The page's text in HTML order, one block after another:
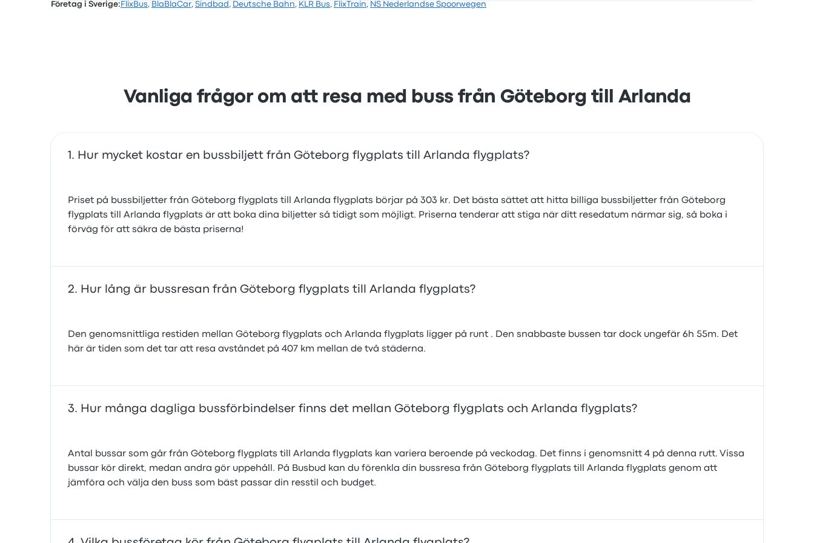
Företag i Sverige: FlixBus, BlaBlaCar, Sindbad , Deutsche Bahn, KLR Bus, FlixTrain, NS Nederlandse Spoorwegen
Vanliga frågor om att resa med buss från Göteborg till Arlanda
Hur mycket kostar en bussbiljett från Göteborg flygplats till Arlanda flygplats?
Priset på bussbiljetter från Göteborg flygplats till Arlanda flygplats börjar på 303 kr. Det bästa sättet att hitta billiga bussbiljetter från Göteborg
flygplats till Arlanda flygplats är att boka dina biljetter så tidigt som möjligt. Priserna tenderar att stiga när ditt resedatum närmar sig, så boka i
förväg för att säkra de bästa priserna!
Hur lång är bussresan från Göteborg flygplats till Arlanda flygplats?
Den genomsnittliga restiden mellan Göteborg flygplats och Arlanda flygplats ligger på runt . Den snabbaste bussen tar dock ungefär 6h 55m. Det
här är tiden som det tar att resa avståndet på 407 km mellan de två städerna.
Hur många dagliga bussförbindelser finns det mellan Göteborg flygplats och Arlanda flygplats?
Antal bussar som går från Göteborg flygplats till Arlanda flygplats kan variera beroende på veckodag. Det finns i genomsnitt 4 på denna rutt. Vissa
bussar kör direkt, medan andra gör uppehåll. På Busbud kan du förenkla din bussresa från Göteborg flygplats till Arlanda flygplats genom att
jämföra och välja den buss som bäst passar din resstil och budget.